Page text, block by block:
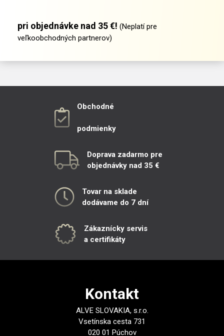
pri objednávke nad 35 €! (Neplatí pre
veľkoobchodných partnerov)
Obchodné
podmienky
Doprava zadarmo pre
objednávky nad 35 €
Tovar na sklade
dodávame do 7 dní
Zákaznícky servis
a certifikáty
Kontakt
ALVE SLOVAKIA, s.r.o.
Vsetínska cesta 731
020 01 Púchov